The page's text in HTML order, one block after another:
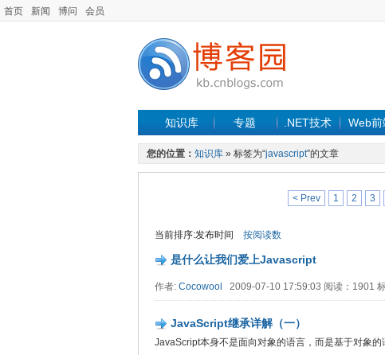
首页 新闻 博问 会员
知识库 专题 .NET技术 Web前
您的位置： 知识库 » 标签为“javascript”的文章
< Prev 1 2 3
当前排序:发布时间 按阅读数
是什么让我们爱上Javascript
作者: Cocowool 2009-07-10 17:59:03 阅读：1901 标
JavaScript继承详解（一）
JavaScript本身不是面向对象的语言，而是基于对象